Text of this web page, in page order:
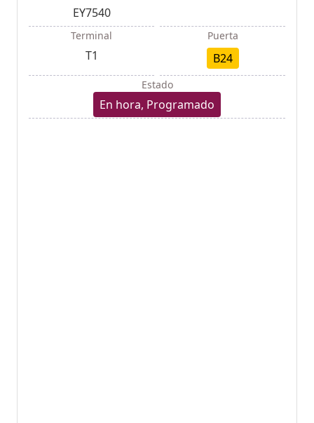
EY7540
Terminal
T1
Puerta
B24
Estado
En hora, Programado